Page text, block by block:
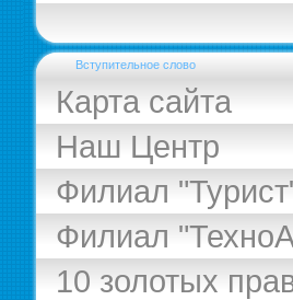
Вступительное слово
Карта сайта
Наш Центр
Филиал
Филиал
10 золотых